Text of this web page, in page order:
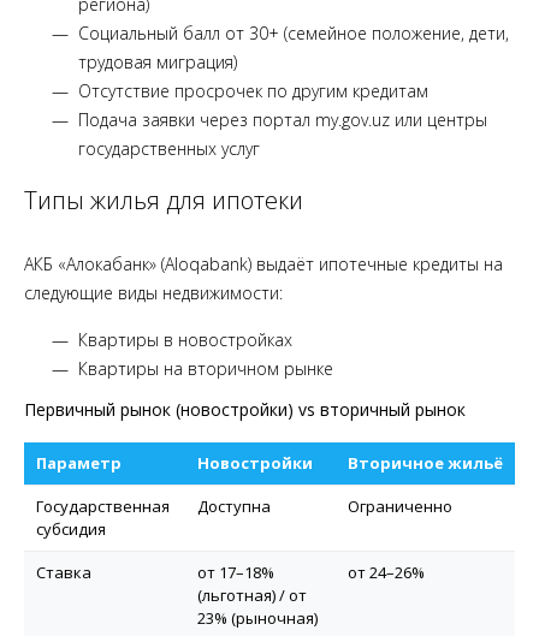
Социальный балл от 30+ (семейное положение, дети,
трудовая миграция)
Отсутствие просрочек по другим кредитам
Подача заявки через портал my.gov.uz или центры
государственных услуг
Типы жилья для ипотеки
АКБ «Алокабанк» (Aloqabank) выдаёт ипотечные кредиты на
следующие виды недвижимости:
Квартиры в новостройках
Квартиры на вторичном рынке
Первичный рынок (новостройки) vs вторичный рынок
Параметр Новостройки
Вторичное жильё
Государственная
субсидия
Доступна Ограниченно
Ставка
от 17–18%
(льготная) / от
23% (рыночная)
от 24–26%